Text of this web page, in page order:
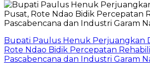
Bupati Paulus Henuk Perjuangkan
Rote Ndao Bidik Percepatan
Pascabencana dan Industri Garam